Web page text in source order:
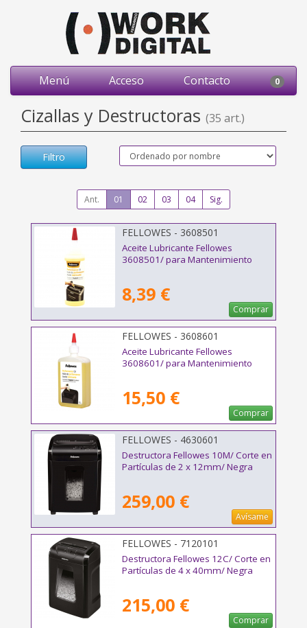
Menú Acceso Contacto 0
Cizallas y Destructoras (35 art.)
Filtro
Ant. 01 02 03 04 Sig.
FELLOWES - 3608501
Aceite Lubricante Fellowes
3608501/ para Mantenimiento
8,39 €
Comprar
FELLOWES - 3608601
Aceite Lubricante Fellowes
3608601/ para Mantenimiento
15,50 €
Comprar
FELLOWES - 4630601
Destructora Fellowes 10M/ Corte en
Partículas de 2 x 12mm/ Negra
259,00 €
Avísame
FELLOWES - 7120101
Destructora Fellowes 12C/ Corte en
Partículas de 4 x 40mm/ Negra
215,00 €
Comprar